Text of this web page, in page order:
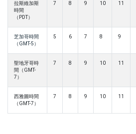
拉斯維加斯
時間
（PDT）
7 8 9 10 11
芝加哥時間
（GMT-5）
5 6 7 8 9
聖地牙哥時
間（GMT-
7）
7 8 9 10 11
西雅圖時間
（GMT-7）
7 8 9 10 11